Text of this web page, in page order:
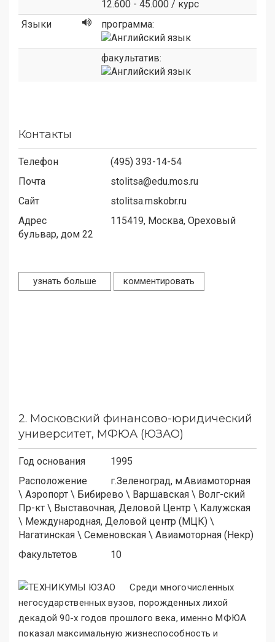
12.600 - 45.000 / курс
Языки
программа:
факультатив:
Контакты
Телефон
(495) 393-14-54
Почта
stolitsa@edu.mos.ru
Сайт
stolitsa.mskobr.ru
Адрес
115419, Москва, Ореховый
бульвар, дом 22
узнать больше комментировать
2. Московский финансово-юридический
университет, МФЮА (ЮЗАО)
Год основания
1995
Расположение
г.Зеленоград, м.Авиамоторная
\ Аэропорт \ Бибирево \ Варшавская \ Волг-ский
Пр-кт \ Выставочная, Деловой Центр \ Калужская
\ Международная, Деловой центр (МЦК) \
Нагатинская \ Семеновская \ Авиамоторная (Некр)
Факультетов
10
Среди многочисленных
негосударственных вузов, порожденных лихой
декадой 90-х годов прошлого века, именно МФЮА
показал максимальную жизнеспособность и